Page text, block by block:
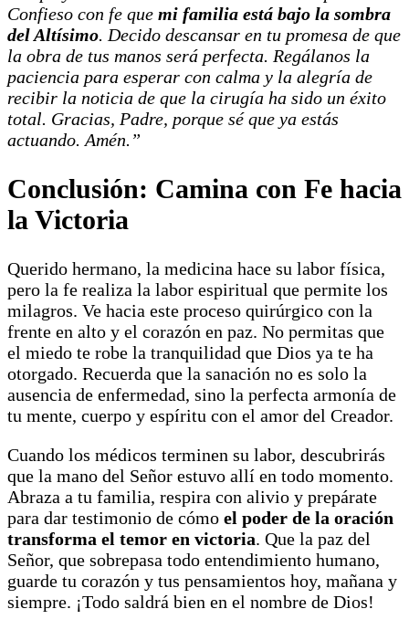
Confieso con fe que mi familia está bajo la sombra
del Altísimo. Decido descansar en tu promesa de que
la obra de tus manos será perfecta. Regálanos la
paciencia para esperar con calma y la alegría de
recibir la noticia de que la cirugía ha sido un éxito
total. Gracias, Padre, porque sé que ya estás
actuando. Amén.”
Conclusión: Camina con Fe hacia
la Victoria
Querido hermano, la medicina hace su labor física,
pero la fe realiza la labor espiritual que permite los
milagros. Ve hacia este proceso quirúrgico con la
frente en alto y el corazón en paz. No permitas que
el miedo te robe la tranquilidad que Dios ya te ha
otorgado. Recuerda que la sanación no es solo la
ausencia de enfermedad, sino la perfecta armonía de
tu mente, cuerpo y espíritu con el amor del Creador.
Cuando los médicos terminen su labor, descubrirás
que la mano del Señor estuvo allí en todo momento.
Abraza a tu familia, respira con alivio y prepárate
para dar testimonio de cómo el poder de la oración
transforma el temor en victoria. Que la paz del
Señor, que sobrepasa todo entendimiento humano,
guarde tu corazón y tus pensamientos hoy, mañana y
siempre. ¡Todo saldrá bien en el nombre de Dios!